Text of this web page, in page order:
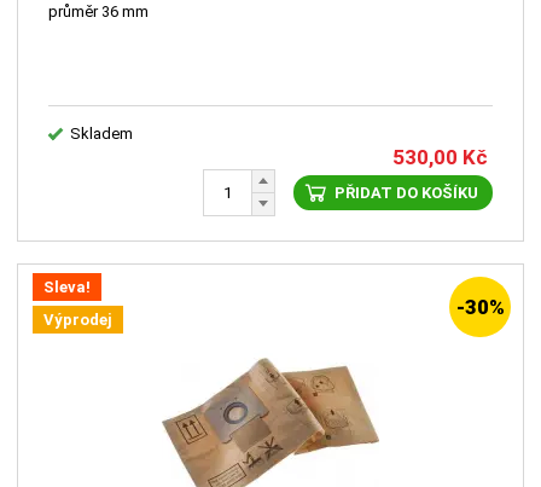
průměr 36 mm
Skladem
530,00 Kč
PŘIDAT DO KOŠÍKU
Sleva!
Výprodej
-30%